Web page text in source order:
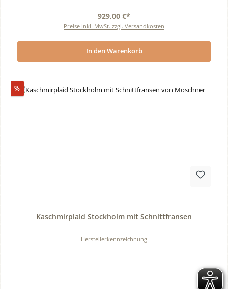
929,00 €*
Preise inkl. MwSt. zzgl. Versandkosten
In den Warenkorb
%Rabatt
Kaschmirplaid Stockholm mit Schnittfransen
Herstellerkennzeichnung